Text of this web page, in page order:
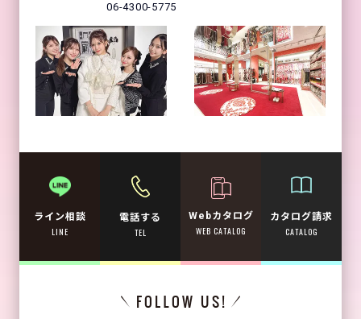
06-4300-5775
ライン相談
LINE
電話する
TEL
Webカタログ
WEB CATALOG
カタログ請求
CATALOG